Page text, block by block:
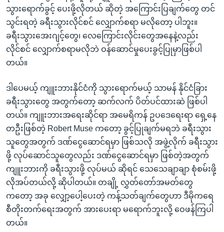
သွားရောက်ခွင့် ပေးဖို့လိုတယ် ဆိုတဲ့ အကြောင်းပြချက်တွေ တင်
သွင်းရတဲ့ ခရီးသွားလိုင်စင် လျှောက်စရာ မလိုတော့ ပါဘူး။
ခရီးသွားအေးဂျင့်တွေ၊ လေကြောင်းလိုင်းတွေအနေနဲ့လည်း
လိုင်စင် လျှောက်စရာမလိုဘဲ ဝန်ဆောင်မှုပေးခွင့်ပြုမှာဖြစ်ပါ
တယ်။
ဒါပေမယ့် ကျူးဘားနိုင်ငံကို သွားရောက်မယ့် သာမန် နိုင်ငံခြား
ခရီးသွားတွေ အတွက်တော့ ဆက်လက် ပိတ်ပင်ထားဆဲ ဖြစ်ပါ
တယ်။ ကျူးဘားအရေးဆိုင်ရာ အမေရိကန် ဥပဒေရေးရာ ရှေ့နေ
တဦးဖြစ်တဲ့ Robert Muse ကတော့ ခွင့်ပြုချက်မရဘဲ ခရီးသွား
သူတွေအတွက် ဒဏ်ငွေဆောင်ရမှာ ဖြစ်သလို အဖွဲ့လိုက် ခရီးသွား
ဖို့ လုပ်ဆောင်သူတွေလည်း ဒဏ်ငွေဆောင်ရမှာ ဖြစ်တဲ့အတွက်
ကျူးဘားကို ခရီးသွားဖို့ လုပ်မယ် ဆိုရင် သေသေချာချာ စုံစမ်းဖို့
လိုအပ်တယ်လို့ ဆိုပါတယ်။ တချို့ လွှတ်တော်အမတ်တွေ
ကတော့ အခု လျှော့ပေါ့ပေးတဲ့ ကန့်သတ်ချက်တွေဟာ ဒီမိုကရေ
စီတိုးတက်ရေးအတွက် အားပေးရာ မရောက်ဘူးလို့ ဝေဖန်ကြပါ
တယ်။